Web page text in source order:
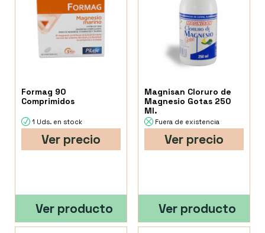
Formag 90
Comprimidos
1 Uds. en stock
Ver precio
Ver producto
Magnisan Cloruro de
Magnesio Gotas 250
Ml.
Fuera de existencia
Ver precio
Ver producto